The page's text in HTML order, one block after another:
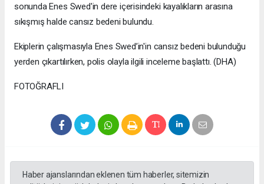
sonunda Enes Swed'in dere içerisindeki kayalıkların arasına
sıkışmış halde cansız bedeni bulundu.
Ekiplerin çalışmasıyla Enes Swed’in'in cansız bedeni bulunduğu
yerden çıkartılırken, polis olayla ilgili inceleme başlattı. (DHA)
FOTOĞRAFLI
Haber ajanslarından eklenen tüm haberler, sitemizin